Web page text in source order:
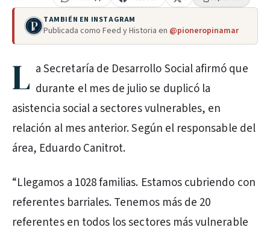
TAMBIÉN EN INSTAGRAM
Publicada como Feed y Historia en @pioneropinamar
L a Secretaría de Desarrollo Social afirmó que
durante el mes de julio se duplicó la
asistencia social a sectores vulnerables, en
relación al mes anterior. Según el responsable del
área, Eduardo Canitrot.
“Llegamos a 1028 familias. Estamos cubriendo con
referentes barriales. Tenemos más de 20
referentes en todos los sectores más vulnerable